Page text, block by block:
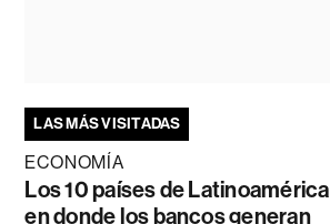
LAS MÁS VISITADAS
ECONOMÍA
Los 10 países de Latinoamérica
en donde los bancos generan